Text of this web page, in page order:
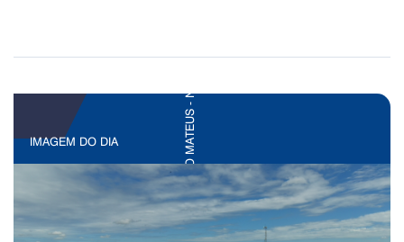
IMAGEM DO DIA